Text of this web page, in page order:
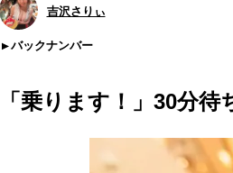
吉沢さりぃ
バックナンバー
「乗ります！」30分